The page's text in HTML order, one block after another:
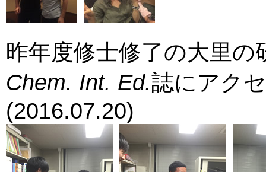
昨年度修士修了の大里
Chem. Int. Ed.誌にアク
(2016.07.20)